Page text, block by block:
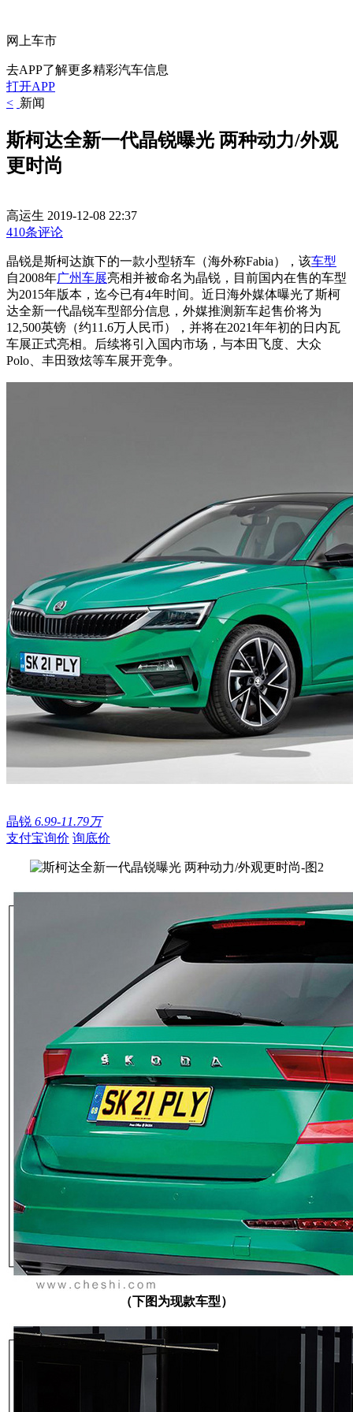
网上车市
去APP了解更多精彩汽车信息
打开APP
< 新闻
斯柯达全新一代晶锐曝光 两种动力/外观
更时尚
高运生 2019-12-08 22:37
410条评论
晶锐是斯柯达旗下的一款小型轿车（海外称Fabia），该车型
自2008年广州车展亮相并被命名为晶锐，目前国内在售的车型
为2015年版本，迄今已有4年时间。近日海外媒体曝光了斯柯
达全新一代晶锐车型部分信息，外媒推测新车起售价将为
12,500英镑（约11.6万人民币），并将在2021年年初的日内瓦
车展正式亮相。后续将引入国内市场，与本田飞度、大众
Polo、丰田致炫等车展开竞争。
晶锐 6.99-11.79万
支付宝询价 询底价
（下图为现款车型）